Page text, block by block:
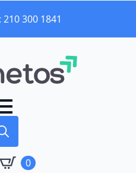
300 1841
0